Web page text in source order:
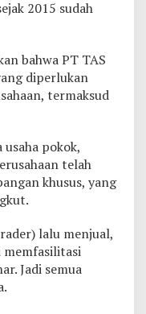
2015 sudah
bahwa PT TAS
diperlukan
termaksud
pokok,
telah
khusus, yang
lalu menjual,
memfasilitasi
Jadi semua